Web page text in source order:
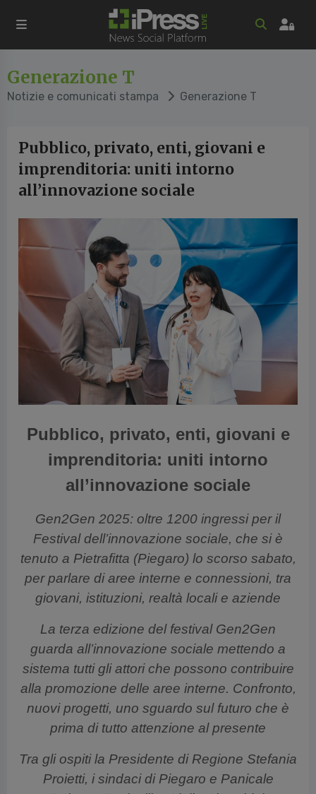
Generazione T
Notizie e comunicati stampa Generazione T
Pubblico, privato, enti, giovani e
imprenditoria: uniti intorno
all’innovazione sociale
Pubblico, privato, enti, giovani e
imprenditoria: uniti intorno
all’innovazione sociale
Gen2Gen 2025: oltre 1200 ingressi per il
Festival dell’innovazione sociale, che si è
tenuto a Pietrafitta (Piegaro) lo scorso sabato,
per parlare di aree interne e connessioni, tra
giovani, istituzioni, realtà locali e aziende
La terza edizione del festival Gen2Gen
guarda all’innovazione sociale mettendo a
sistema tutti gli attori che possono contribuire
alla promozione delle aree interne. Confronto,
nuovi progetti, uno sguardo sul futuro che è
prima di tutto attenzione al presente
Tra gli ospiti la Presidente di Regione Stefania
Proietti, i sindaci di Piegaro e Panicale